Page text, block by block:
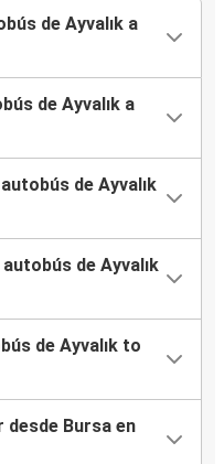
de Ayvalık a
de Ayvalık a
de Ayvalık
de Ayvalık
de Ayvalık to
desde Bursa en